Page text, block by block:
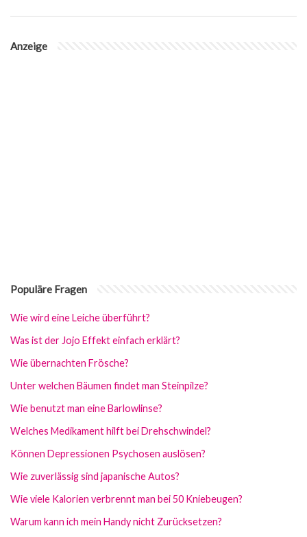
Anzeige
Populäre Fragen
Wie wird eine Leiche überführt?
Was ist der Jojo Effekt einfach erklärt?
Wie übernachten Frösche?
Unter welchen Bäumen findet man Steinpilze?
Wie benutzt man eine Barlowlinse?
Welches Medikament hilft bei Drehschwindel?
Können Depressionen Psychosen auslösen?
Wie zuverlässig sind japanische Autos?
Wie viele Kalorien verbrennt man bei 50 Kniebeugen?
Warum kann ich mein Handy nicht Zurücksetzen?